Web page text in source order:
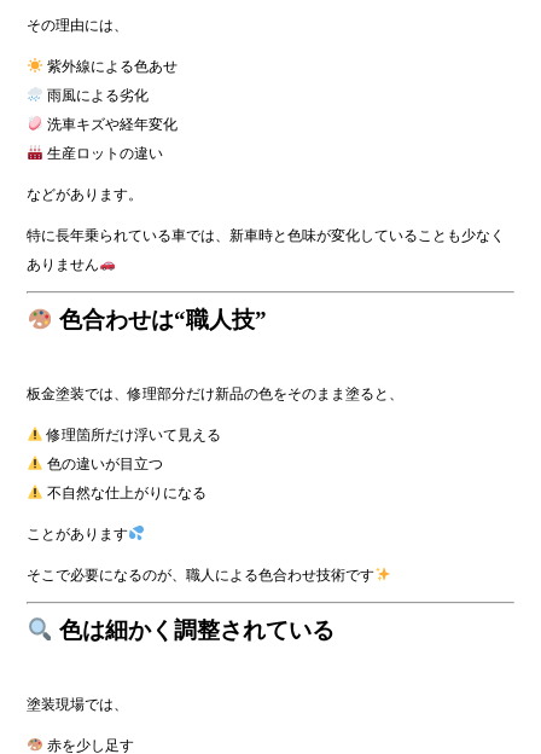
その理由には、
紫外線による色あせ
雨風による劣化
洗車キズや経年変化
生産ロットの違い
などがあります。
特に長年乗られている車では、新車時と色味が変化していることも少なく
ありません
色合わせは“職人技”
板金塗装では、修理部分だけ新品の色をそのまま塗ると、
修理箇所だけ浮いて見える
色の違いが目立つ
不自然な仕上がりになる
ことがあります
そこで必要になるのが、職人による色合わせ技術です
色は細かく調整されている
塗装現場では、
赤を少し足す